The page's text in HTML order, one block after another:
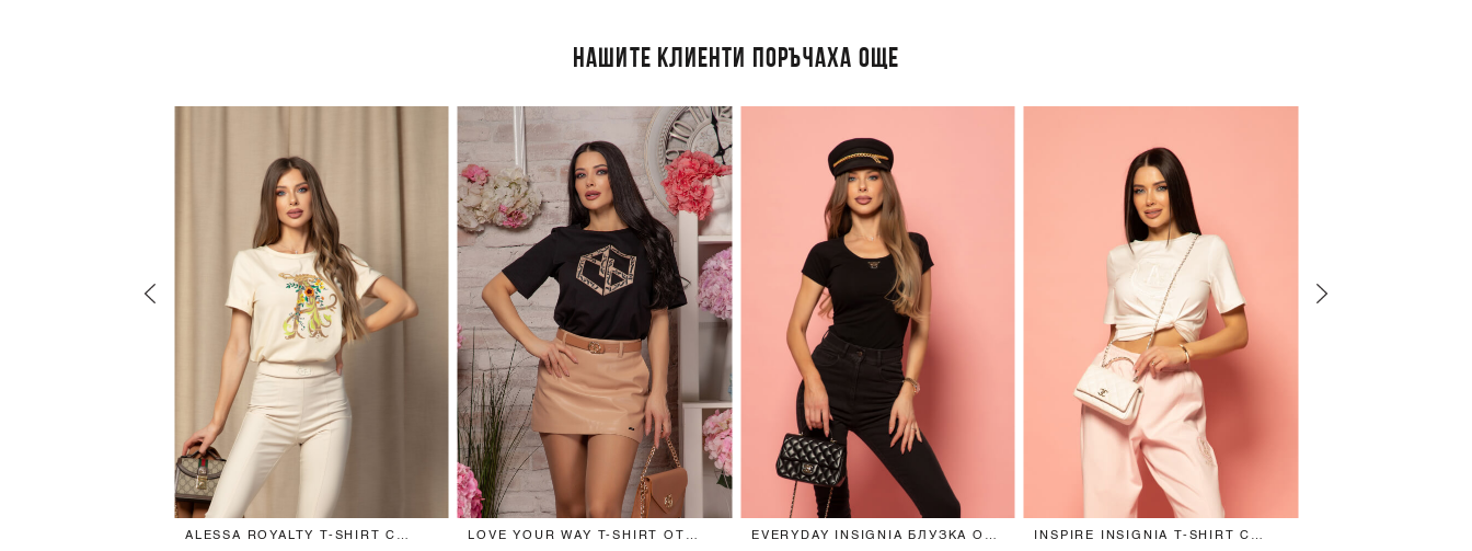
НАШИТЕ КЛИЕНТИ ПОРЪЧАХА ОЩЕ
ALESSA ROYALTY T-SHIRT С
LOVE YOUR WAY T-SHIRT ОТ
EVERYDAY INSIGNIA БЛУЗКА ОТ
INSPIRE INSIGNIA T-SHIRT С